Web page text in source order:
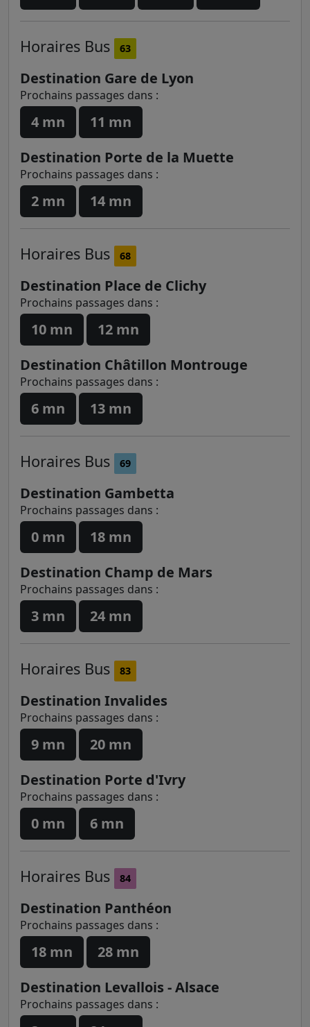
Horaires Bus 63
Destination Gare de Lyon
Prochains passages dans :
4 mn
11 mn
Destination Porte de la Muette
Prochains passages dans :
2 mn 14 mn
Horaires Bus 68
Destination Place de Clichy
Prochains passages dans :
10 mn
12 mn
Destination Châtillon Montrouge
Prochains passages dans :
6 mn 13 mn
Horaires Bus 69
Destination Gambetta
Prochains passages dans :
0 mn
18 mn
Destination Champ de Mars
Prochains passages dans :
3 mn 24 mn
Horaires Bus 83
Destination Invalides
Prochains passages dans :
9 mn
20 mn
Destination Porte d'Ivry
Prochains passages dans :
0 mn 6 mn
Horaires Bus 84
Destination Panthéon
Prochains passages dans :
18 mn
28 mn
Destination Levallois - Alsace
Prochains passages dans :